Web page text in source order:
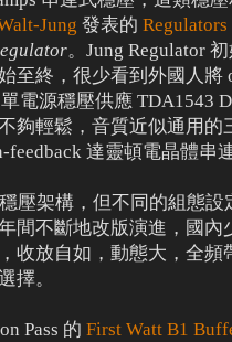
Jung 發表的
。Jung Regulator
至終，很少看到外國人將
電源穩壓供應 TDA1543
夠輕鬆，音質近似通用
feedback 達靈頓電晶體串
壓架構，但不同的組態
間不斷地改版演進，國
收放自如，動態大，全
擇。
Pass 的 First Watt B1